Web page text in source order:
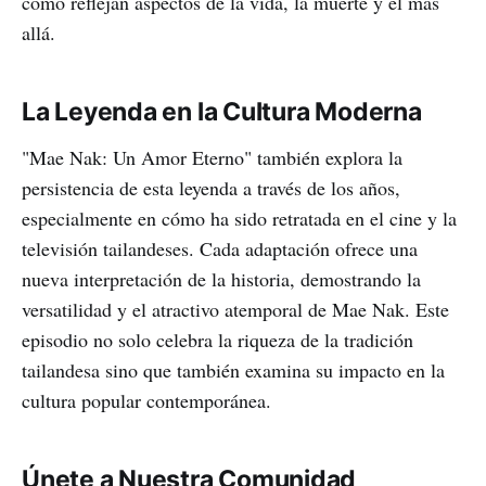
allá.
La Leyenda en la Cultura Moderna
"Mae Nak: Un Amor Eterno" también explora la
persistencia de esta leyenda a través de los años,
especialmente en cómo ha sido retratada en el cine y la
televisión tailandeses. Cada adaptación ofrece una
nueva interpretación de la historia, demostrando la
versatilidad y el atractivo atemporal de Mae Nak. Este
episodio no solo celebra la riqueza de la tradición
tailandesa sino que también examina su impacto en la
cultura popular contemporánea.
Únete a Nuestra Comunidad